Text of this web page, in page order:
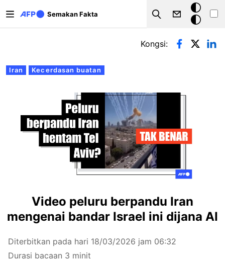
Semakan Fakta
Search
Mod
gelap
Tab-tab utama
Iran Kecerdasan buatan
Kongsi:
Video peluru berpandu Iran
mengenai bandar Israel ini dijana AI
Diterbitkan pada hari 18/03/2026 jam 06:32
Durasi bacaan 3 minit